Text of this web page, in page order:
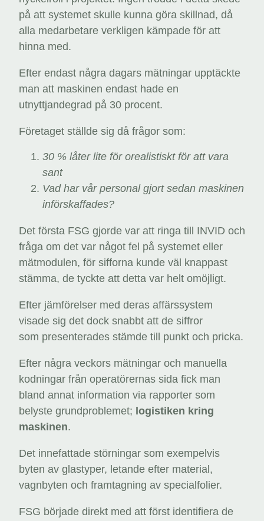
på att systemet skulle kunna göra skillnad, då
alla medarbetare verkligen kämpade för att
hinna med.
Efter endast några dagars mätningar upptäckte
man att maskinen endast hade en
utnyttjandegrad på 30 procent.
Företaget ställde sig då frågor som:
30 % låter lite för orealistiskt för att vara
sant
Vad har vår personal gjort sedan maskinen
införskaffades?
Det första FSG gjorde var att ringa till INVID och
fråga om det var något fel på systemet eller
mätmodulen, för sifforna kunde väl knappast
stämma, de tyckte att detta var helt omöjligt.
Efter jämförelser med deras affärssystem
visade sig det dock snabbt att de siffror
som presenterades stämde till punkt och pricka.
Efter några veckors mätningar och manuella
kodningar från operatörernas sida fick man
bland annat information via rapporter som
belyste grundproblemet; logistiken kring
maskinen.
Det innefattade störningar som exempelvis
byten av glastyper, letande efter material,
vagnbyten och framtagning av specialfolier.
FSG började direkt med att först identifiera de